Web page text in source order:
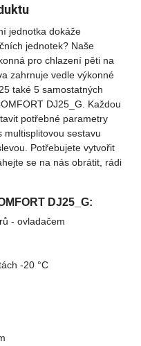
jednotka dokáže
jednotek? Naše
pro chlazení pěti na
zahrnuje vedle výkonné
také 5 samostatných
DJ25_G. Každou
potřebné parametry
multisplitovou sestavu
Potřebujete vytvořit
se na nás obrátit, rádi
DJ25_G:
- ovladačem
-20 °C